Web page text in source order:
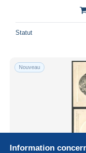
Statut
Nouveau
Information